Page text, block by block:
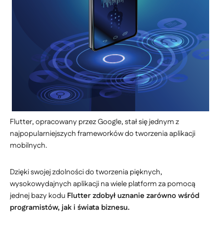
Flutter, opracowany przez Google, stał się jednym z
najpopularniejszych frameworków do tworzenia aplikacji
mobilnych.
Dzięki swojej zdolności do tworzenia pięknych,
wysokowydajnych aplikacji na wiele platform za pomocą
jednej bazy kodu Flutter zdobył uznanie zarówno wśród
programistów, jak i świata biznesu.